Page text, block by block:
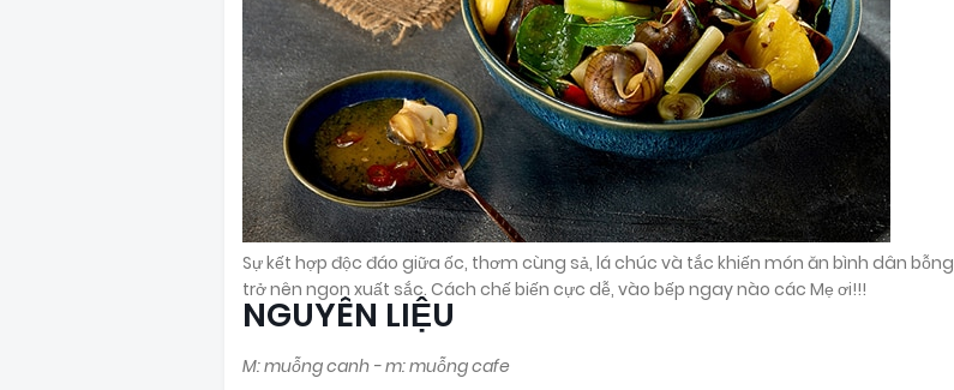
Sự kết hợp độc đáo giữa ốc, thơm cùng sả, lá chúc và tắc khiến món ăn bình dân bỗng
trở nên ngon xuất sắc. Cách chế biến cực dễ, vào bếp ngay nào các Mẹ ơi!!!
NGUYÊN LIỆU
M: muỗng canh - m: muỗng cafe